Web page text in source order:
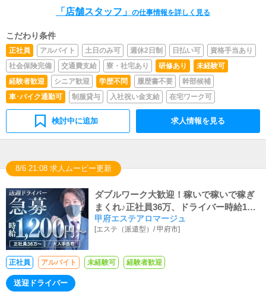
はボタンを押すだけや、ブログの更新時に簡単に文字が入
お過ごしいただくため、店内の清掃や備品の管理・補充を
行っていただきます。仕事内容については、先輩スタッフ
が丁寧にお仕事をお教えしますので未経験者でもお気軽に
ご連絡ください！！※あなたの頑張りによって、昇給・賞
与もあります。
「店舗スタッフ」 の仕事情報を詳しく見る
こだわり条件
正社員 アルバイト 土日のみ可 週休2日制 日払い可
資格手当あり
社会保険完備
交通費支給 寮・社宅あり 研修あり
未経験可
経験者歓迎
シニア歓迎 学歴不問 履歴書不要
幹部候補
車･バイク通勤可
制服貸与 入社祝い金支給 在宅ワーク可
検討中に追加 求人情報を見る
8/6 21:08 求人ムービー更新
ダブルワーク大歓迎！稼いで稼いで稼ぎ
まくれ♪正社員36万、ドライバー時給120
0円～、社保完備
甲府エステアロマージュ
[エステ（派遣型）/甲府市]
正社員 アルバイト 未経験可 経験者歓迎
送迎ドライバー